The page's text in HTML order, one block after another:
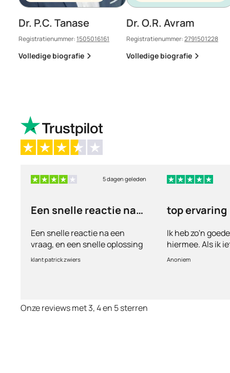
Dr. P.C. Tanase
Registratienummer:1505016161
Volledige biografie
Dr. O.R. Avram
Registratienummer:2791501228
Volledige biografie
5 dagen geleden
Een snelle reactie na
Een snelle reactie na een
vraag, en een snelle oplossing
klant patrick zwiers
top ervaring
Ik heb zo'n
hiermee. Als ik
vul ik een
Anoniem
Onze reviews met 3, 4 en 5 sterren